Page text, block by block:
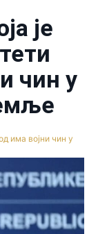
је
чин у
има војни чин у